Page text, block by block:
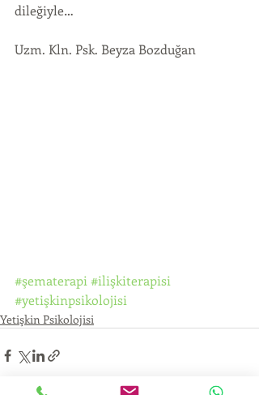
dileğiyle…
Uzm. Kln. Psk. Beyza Bozduğan
#şematerapi#ilişkiterapisi
#yetişkinpsikolojisi
Yetişkin Psikolojisi